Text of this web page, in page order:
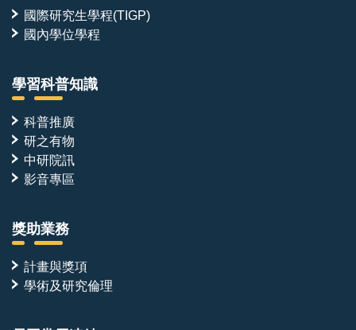
國際研究生學程(TIGP)
國內學位學程
學習科普知識
科普推廣
研之有物
中研院訊
影音專區
獎助業務
計畫與獎項
學術及研究倫理